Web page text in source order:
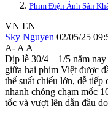
Phim Điện Ảnh Sân
VN EN
Sky Nguyen 02/05/25
A- A A+
Dịp lễ 30/4 – 1/5 năm
giữa hai phim Việt được
thế suất chiếu lớn, dễ
nhanh chóng chạm mốc
tốc và vượt lên dẫn đầu